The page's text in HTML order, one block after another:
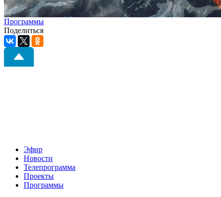
Программы
Поделиться
Эфир
Новости
Телепрограмма
Проекты
Программы